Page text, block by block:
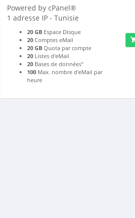
Powered by cPanel®
1 adresse IP - Tunisie
20 GBEspace Disque
20Comptes eMail
20 GBQuota par compte
20Listes d'eMail
20Bases de données"
100Max. nombre d'eMail par
heure